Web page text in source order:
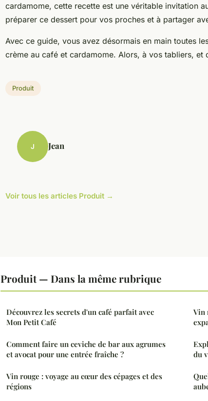
cardamome, cette recette est une véritable invitation
préparer ce dessert pour vos proches et à partager
Avec ce guide, vous avez désormais en main toutes
crème au café et cardamome. Alors, à vos tabliers, et
Produit
J Jean
Voir tous les articles Produit →
Produit — Dans la même rubrique
Découvrez les secrets d'un café parfait avec
Mon Petit Café
Comment faire un ceviche de bar aux agrumes
et avocat pour une entrée fraîche ?
Vin rouge : voyage au cœur des cépages et des
régions
Vin
du